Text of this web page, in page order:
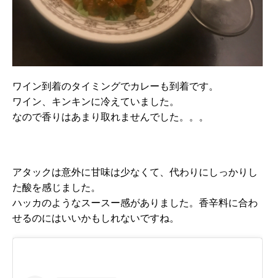
ワイン到着のタイミングでカレーも到着です。
ワイン、キンキンに冷えていました。
なので香りはあまり取れませんでした。。。
アタックは意外に甘味は少なくて、代わりにしっかりし
た酸を感じました。
ハッカのようなスースー感がありました。香辛料に合わ
せるのにはいいかもしれないですね。